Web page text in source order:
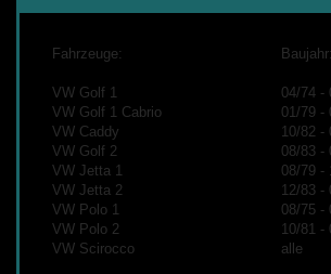
Fahrzeuge: Baujahr:
VW Golf 1
VW Golf 1 Cabrio
VW Caddy
VW Golf 2
VW Jetta 1
VW Jetta 2
VW Polo 1
VW Polo 2
VW Scirocco
04/74 -
01/79 -
10/82 -
08/83 -
08/79 -
12/83 -
08/75 -
10/81 -
alle